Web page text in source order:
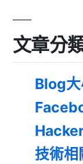
文章分
Blog
技術相